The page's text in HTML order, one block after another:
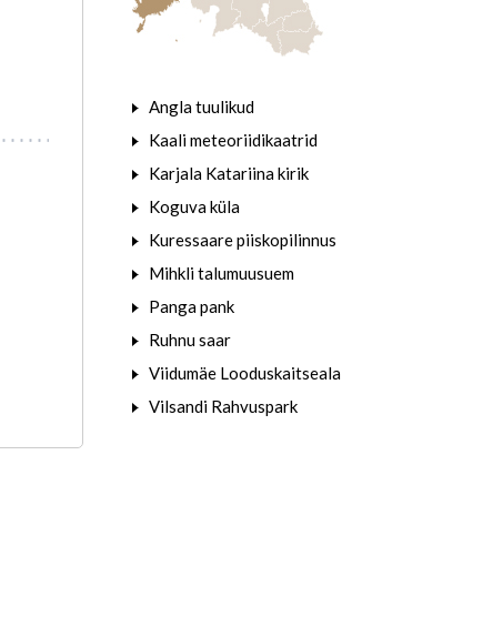
Angla tuulikud
Kaali meteoriidikaatrid
Karjala Katariina kirik
Koguva küla
Kuressaare piiskopilinnus
Mihkli talumuusuem
Panga pank
Ruhnu saar
Viidumäe Looduskaitseala
Vilsandi Rahvuspark